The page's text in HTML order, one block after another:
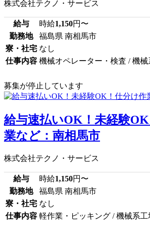
株式会社テクノ・サービス
給与 時給1,150円〜
勤務地
福島県 南相馬市
寮・社宅 なし
仕事内容 機械オペレーター・検査 / 機械
募集が停止しています
給与速払いOK！未経験
業など：南相馬市
株式会社テクノ・サービス
給与 時給1,150円〜
勤務地
福島県 南相馬市
寮・社宅 なし
仕事内容 軽作業・ピッキング / 機械系工